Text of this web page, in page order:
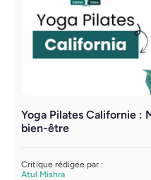
Yoga Pilates Californie :
bien-être
Critique rédigée par :
Atul Mishra